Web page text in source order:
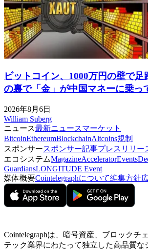
ビットコイン、1000万円の壁で
の裏で「金」が中国マネーに乗っ
2026年8月6日
William Suberg
ニュース最新ニュースマーケット
BitcoinEthereumBlockchainAltcoins規制
スポンサースポンサー記事プレスリリー
エコシステムMagazineAcceleratorEvents
GuardiansLONGITUDE Event
媒体概要Cointelegraphについて編集方針
Cointelegraphは、暗号資産、ブロックチ
テック業界にわたって独立した高品質な